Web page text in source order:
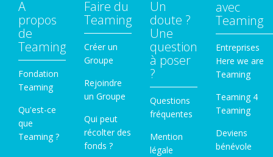
A
propos
de
Teaming
Fondation
Teaming
Qu'est-ce
que
Teaming ?
Faire du
Teaming
Créer un
Groupe
Rejoindre
un Groupe
Qui peut
récolter des
fonds ?
Un
doute ?
Une
question
à poser
?
Questions
fréquentes
Mention
légale
avec
Teaming
Entreprises
Here we are
Teaming
Teaming 4
Teaming
Deviens
bénévole